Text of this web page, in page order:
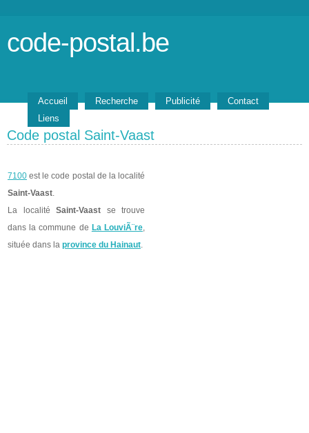
code-postal.be
Accueil Recherche Publicité
Contact
Liens
Code postal Saint-Vaast
7100 est le code postal de la localité
Saint-Vaast.
La localité Saint-Vaast se trouve
dans la commune de La LouviÃ¨re,
située dans la province du Hainaut.